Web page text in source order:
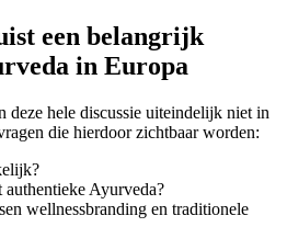
een belangrijk
in Europa
deze hele discussie uiteindelijk niet in
die hierdoor zichtbaar worden:
Ayurveda?
wellnessbranding en traditionele